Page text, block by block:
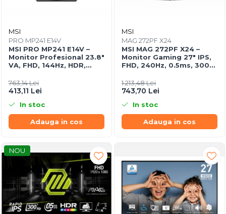
MSI
PRO MP241 E14V
MSI PRO MP241 E14V –
Monitor Profesional 23.8"
VA, FHD, 144Hz, HDR,
763,14 Lei
413,11 Lei
In stoc
Adauga in cos
MSI
MAG 272PF X24
MSI MAG 272PF X24 –
Monitor Gaming 27" IPS,
FHD, 240Hz, 0.5ms, 300
1.213,48 Lei
743,70 Lei
In stoc
Adauga in cos
NOU